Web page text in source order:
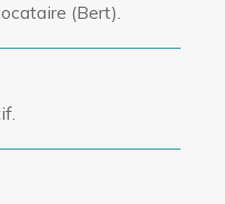
(Bert).